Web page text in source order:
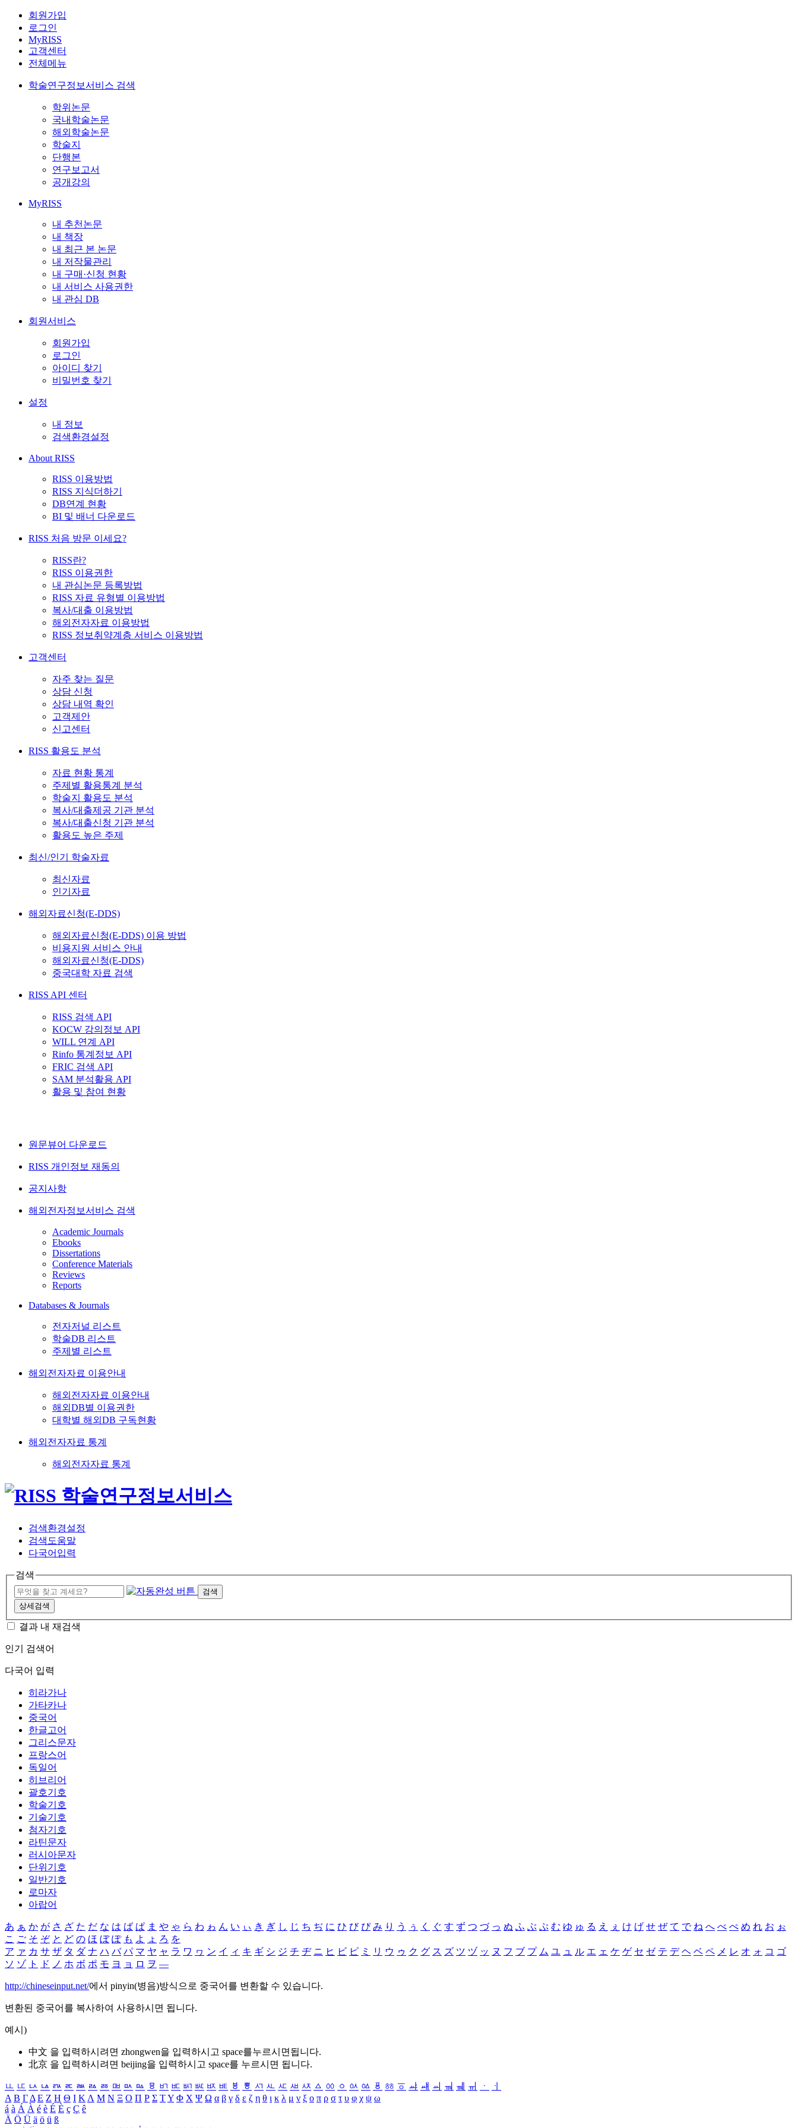
회원가입
로그인
MyRISS
고객센터
전체메뉴
학술연구정보서비스 검색
학위논문
국내학술논문
해외학술논문
학술지
단행본
연구보고서
공개강의
MyRISS
내 추천논문
내 책장
내 최근 본 논문
내 저작물관리
내 구매·신청 현황
내 서비스 사용권한
내 관심 DB
회원서비스
회원가입
로그인
아이디 찾기
비밀번호 찾기
설정
내 정보
검색환경설정
About RISS
RISS 이용방법
RISS 지식더하기
DB연계 현황
BI 및 배너 다운로드
RISS 처음 방문 이세요?
RISS란?
RISS 이용권한
내 관심논문 등록방법
RISS 자료 유형별 이용방법
복사/대출 이용방법
해외전자자료 이용방법
RISS 정보취약계층 서비스 이용방법
고객센터
자주 찾는 질문
상담 신청
상담 내역 확인
고객제안
신고센터
RISS 활용도 분석
자료 현황 통계
주제별 활용통계 분석
학술지 활용도 분석
복사/대출제공 기관 분석
복사/대출신청 기관 분석
활용도 높은 주제
최신/인기 학술자료
최신자료
인기자료
해외자료신청(E-DDS)
해외자료신청(E-DDS) 이용 방법
비용지원 서비스 안내
해외자료신청(E-DDS)
중국대학 자료 검색
RISS API 센터
RISS 검색 API
KOCW 강의정보 API
WILL 연계 API
Rinfo 통계정보 API
FRIC 검색 API
SAM 분석활용 API
활용 및 참여 현황
원문뷰어 다운로드
RISS 개인정보 재동의
공지사항
해외전자정보서비스 검색
Academic Journals
Ebooks
Dissertations
Conference Materials
Reviews
Reports
Databases & Journals
전자저널 리스트
학술DB 리스트
주제별 리스트
해외전자자료 이용안내
해외전자자료 이용안내
해외DB별 이용권한
대학별 해외DB 구독현황
해외전자자료 통계
해외전자자료 통계
검색환경설정
검색도움말
다국어입력
검색
검색
상세검색
결과 내 재검색
인기 검색어
다국어 입력
히라가나
가타카나
중국어
한글고어
그리스문자
프랑스어
독일어
히브리어
괄호기호
학술기호
기술기호
첨자기호
라틴문자
러시아문자
단위기호
일반기호
로마자
아랍어
あ ぁ か が さ ざ た だ な は ば ぱ ま や ゃ ら わ ゎ ん い ぃ き ぎ し じ ち ぢ に ひ び ぴ み り う ぅ く ぐ す ず つ づ っ ぬ ふ ぶ ぷ む ゆ ゅ る え ぇ け げ せ ぜ て で ね へ べ ぺ め れ お ぉ
こ ご そ ぞ と ど の ほ ぼ ぽ も よ ょ ろ を
ア ァ カ サ ザ タ ダ ナ ハ バ パ マ ヤ ャ ラ ワ ヮ ン イ ィ キ ギ シ ジ チ ヂ ニ ヒ ビ ピ ミ リ ウ ゥ ク グ ス ズ ツ ヅ ッ ヌ フ ブ プ ム ユ ュ ル エ ェ ケ ゲ セ ゼ テ デ ヘ ベ ペ メ レ オ ォ コ ゴ
ソ ゾ ト ド ノ ホ ボ ポ モ ヨ ョ ロ ヲ ―
http://chineseinput.net/에서 pinyin(병음)방식으로 중국어를 변환할 수 있습니다.
변환된 중국어를 복사하여 사용하시면 됩니다.
예시)
中文 을 입력하시려면 zhongwen을 입력하시고 space를누르시면됩니다.
北京 을 입력하시려면 beijing을 입력하시고 space를 누르시면 됩니다.
ㅥ ㅦ ㅧ ㅨ ㅩ ㅪ ㅫ ㅬ ㅭ ㅮ ㅯ ㅰ ㅱ ㅲ ㅳ ㅴ ㅵ ㅶ ㅷ ㅸ ㅹ ㅺ ㅻ ㅼ ㅽ ㅾ ㅿ ㆀ ㆁ ㆂ ㆃ ㆄ ㆅ ㆆ ㆇ ㆈ ㆉ ㆊ ㆋ ㆌ ㆍ
ㆎ
Α Β ΓΔ Ε Ζ Η Θ Ι ΚΛ Μ Ν Ξ Ο Π Ρ Σ ΤΥ Φ Χ Ψ Ω α β γ δ ε ζ η θ ι κ λ μ ν ξ ο π ρ σ τ υ φ χ ψ ω
á à Á À é è É È ç Ç ê
Ä Ö Ü ä ö ü ß